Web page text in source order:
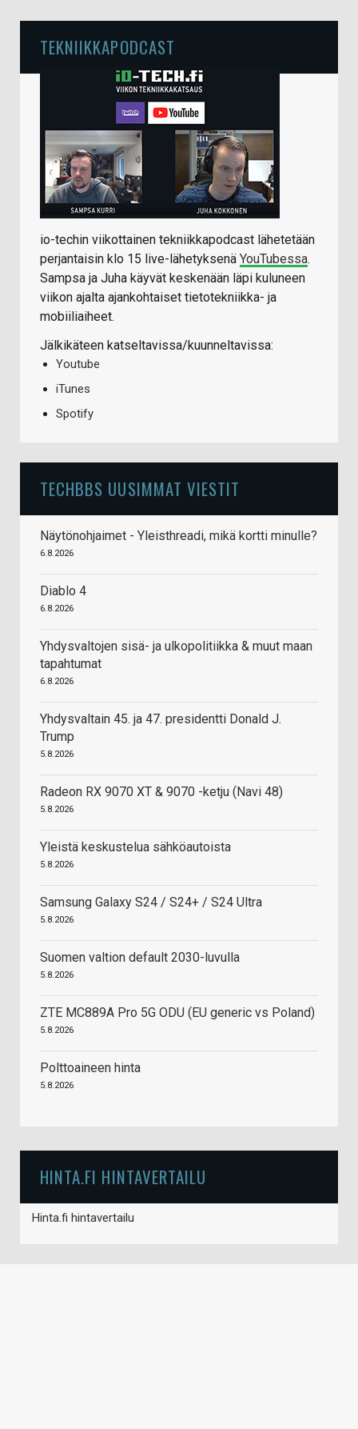
TEKNIIKKAPODCAST
io-techin viikottainen tekniikkapodcast lähetetään
perjantaisin klo 15 live-lähetyksenä YouTubessa.
Sampsa ja Juha käyvät keskenään läpi kuluneen
viikon ajalta ajankohtaiset tietotekniikka- ja
mobiiliaiheet.
Jälkikäteen katseltavissa/kuunneltavissa:
Youtube
iTunes
Spotify
TECHBBS UUSIMMAT VIESTIT
Näytönohjaimet - Yleisthreadi, mikä kortti minulle?
6.8.2026
Diablo 4
6.8.2026
Yhdysvaltojen sisä- ja ulkopolitiikka & muut maan
tapahtumat
6.8.2026
Yhdysvaltain 45. ja 47. presidentti Donald J.
Trump
5.8.2026
Radeon RX 9070 XT & 9070 -ketju (Navi 48)
5.8.2026
Yleistä keskustelua sähköautoista
5.8.2026
Samsung Galaxy S24 / S24+ / S24 Ultra
5.8.2026
Suomen valtion default 2030-luvulla
5.8.2026
ZTE MC889A Pro 5G ODU (EU generic vs Poland)
5.8.2026
Polttoaineen hinta
5.8.2026
HINTA.FI HINTAVERTAILU
Hinta.fi hintavertailu